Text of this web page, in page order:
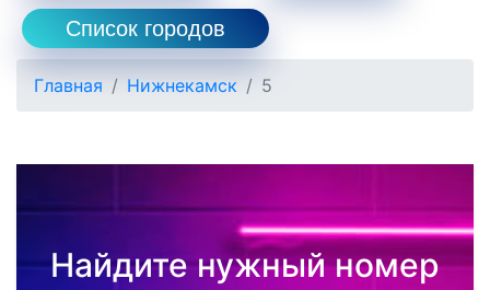
Список городов
Главная Нижнекамск 5
Найдите нужный номер